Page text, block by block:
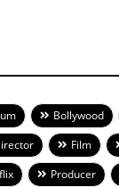
Bollywood
Film
Producer